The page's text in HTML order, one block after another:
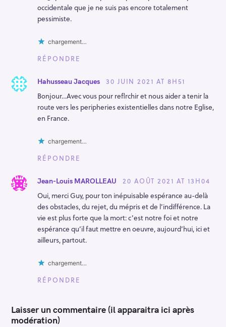
occidentale que je ne suis pas encore totalement
pessimiste.
chargement…
RÉPONDRE
Hahusseau Jacques
30 JUIN 2021 AT 8H51
Bonjour…Avec vous pour reflrchir et nous aider a tenir la
route vers les peripheries existentielles dans notre Eglise,
en France.
chargement…
RÉPONDRE
Jean-Louis MAROLLEAU
20 AOÛT 2021 AT 13H04
Oui, merci Guy, pour ton inépuisable espérance au-delà
des obstacles, du rejet, du mépris et de l’indifférence. La
vie est plus forte que la mort: c’est notre foi et notre
espérance qu’il faut mettre en oeuvre, aujourd’hui, ici et
ailleurs, partout.
chargement…
RÉPONDRE
Laisser un commentaire (il apparaitra ici après
modération)